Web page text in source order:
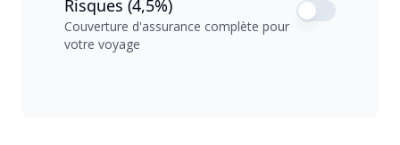
Risques (4,5%)
Couverture d'assurance complète pour
votre voyage